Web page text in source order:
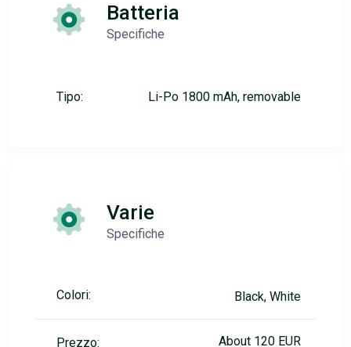
Batteria
Specifiche
Tipo: Li-Po 1800 mAh, removable
Varie
Specifiche
Colori: Black, White
Prezzo: About 120 EUR